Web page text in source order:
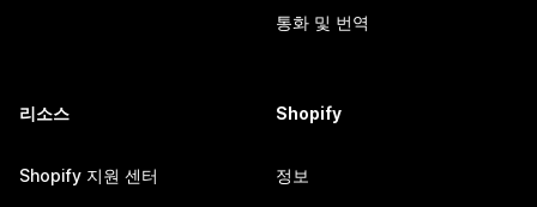
통화 및 번역
리소스
Shopify 지원 센터
Shopify
정보